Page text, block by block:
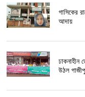
গাসিকের
আদায়
ঢাকনাহীন
উঠল